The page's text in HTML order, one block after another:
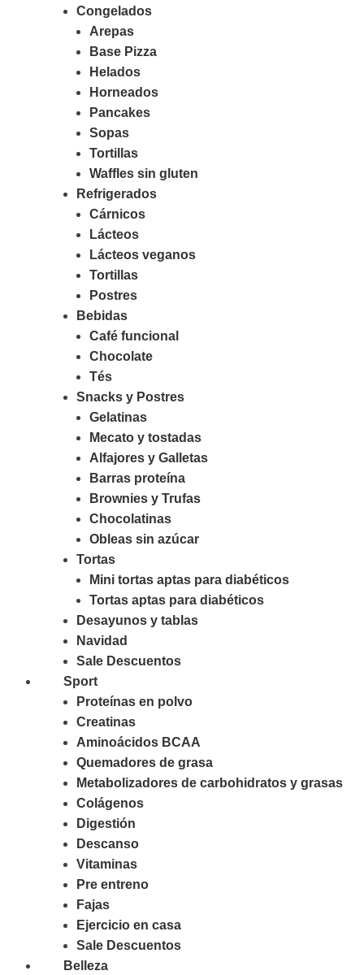
Congelados
Arepas
Base Pizza
Helados
Horneados
Pancakes
Sopas
Tortillas
Waffles sin gluten
Refrigerados
Cárnicos
Lácteos
Lácteos veganos
Tortillas
Postres
Bebidas
Café funcional
Chocolate
Tés
Snacks y Postres
Gelatinas
Mecato y tostadas
Alfajores y Galletas
Barras proteína
Brownies y Trufas
Chocolatinas
Obleas sin azúcar
Tortas
Mini tortas aptas para diabéticos
Tortas aptas para diabéticos
Desayunos y tablas
Navidad
Sale Descuentos
Sport
Proteínas en polvo
Creatinas
Aminoácidos BCAA
Quemadores de grasa
Metabolizadores de carbohidratos y grasas
Colágenos
Digestión
Descanso
Vitaminas
Pre entreno
Fajas
Ejercicio en casa
Sale Descuentos
Belleza